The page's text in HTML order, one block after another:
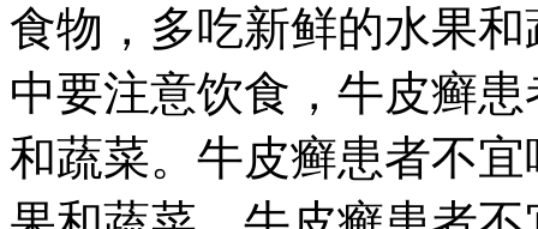
食物，多吃新鲜的水果
中要注意饮食，牛皮癣
和蔬菜。牛皮癣患者不